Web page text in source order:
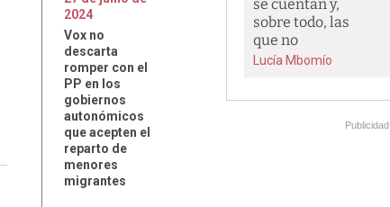
2024
Vox no
descarta
romper con el
PP en los
gobiernos
autonómicos
que acepten el
reparto de
menores
migrantes
se cuentan y,
sobre todo, las
que no
Lucía Mbomío
Publicidad